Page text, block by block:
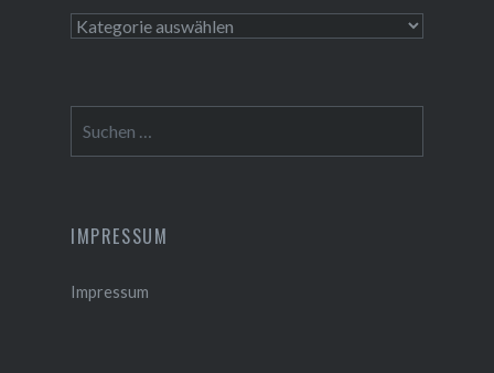
Themen
nach:
IMPRESSUM
Impressum